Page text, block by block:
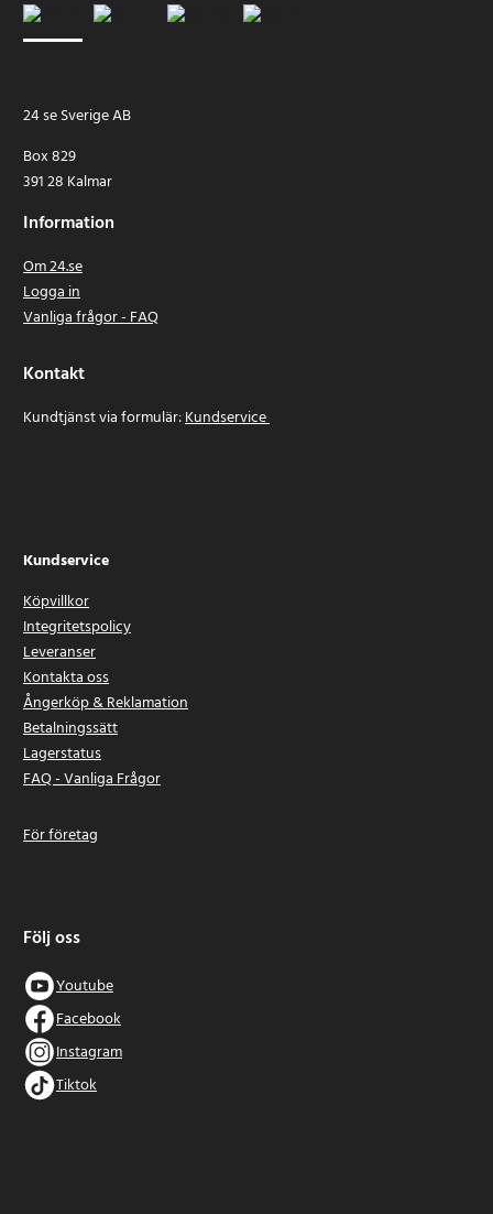
24 se Sverige AB
Box 829
391 28 Kalmar
Information
Om 24.se
Logga in
Vanliga frågor - FAQ
Kontakt
Kundtjänst via formulär:Kundservice
Kundservice
Köpvillkor
Integritetspolicy
Leveranser
Kontakta oss
Ångerköp & Reklamation
Betalningssätt
Lagerstatus
FAQ - Vanliga Frågor
För företag
Följ oss
Youtube
Facebook
Instagram
Tiktok